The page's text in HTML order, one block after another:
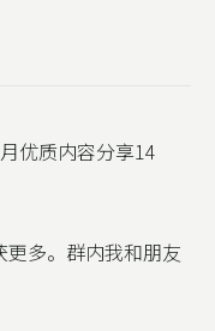
优质内容分享14
多。群内我和朋友